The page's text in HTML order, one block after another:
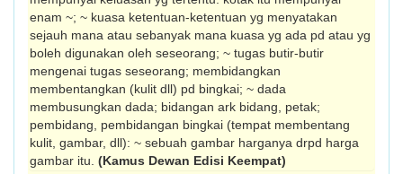
enam ~; ~ kuasa ketentuan-ketentuan yg menyatakan
sejauh mana atau sebanyak mana kuasa yg ada pd atau yg
boleh digunakan oleh seseorang; ~ tugas butir-butir
mengenai tugas seseorang; membidangkan
membentangkan (kulit dll) pd bingkai; ~ dada
membusungkan dada; bidangan ark bidang, petak;
pembidang, pembidangan bingkai (tempat membentang
kulit, gambar, dll): ~ sebuah gambar harganya drpd harga
gambar itu. (Kamus Dewan Edisi Keempat)